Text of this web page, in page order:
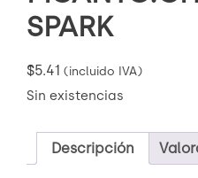
SPARK
$5.41 (incluido IVA)
Sin existencias
Descripción